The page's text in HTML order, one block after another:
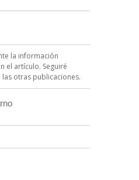
la información
el artículo. Seguiré
otras publicaciones.